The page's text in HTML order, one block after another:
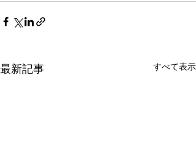
最新記事 すべて表示